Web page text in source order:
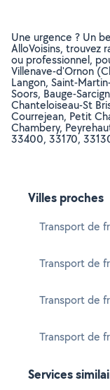
Une urgence ? Un
AlloVoisins, trouvez
ou professionnel,
Villenave-d'Ornon
Langon, Saint-
Soors, Bauge-
Chanteloiseau-St
Courrejean, Petit
Chambery,
33400, 33170,
Villes proches
Transport de
Transport de
Transport de
Transport de
Services